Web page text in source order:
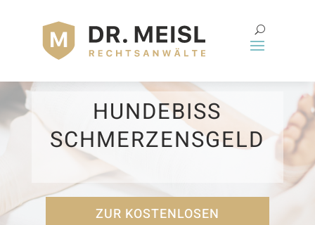
HUNDEBISS
SCHMERZENSGELD
ZUR KOSTENLOSEN